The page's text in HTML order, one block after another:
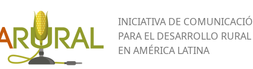
INICIATIVA DE
PARA EL DESARROLLO RURAL
EN AMÉRICA LATINA